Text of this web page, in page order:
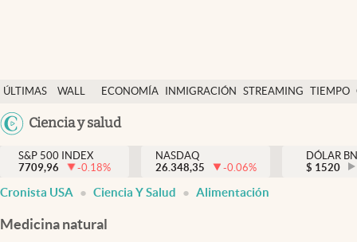
ÚLTIMAS
NOTICIAS
WALL
DÓLAR
ECONOMÍA INMIGRACIÓN STREAMING TIEMPO
México
Ciencia y salud
Finanzas y economía
Wall Street y dólar
Inmigración
S&P 500 INDEX
7709,96
-0.18%
NASDAQ
26.348,35
-0.06%
DÓLAR
$ 1520
Cronista USA Ciencia Y Salud Alimentación
Medicina natural